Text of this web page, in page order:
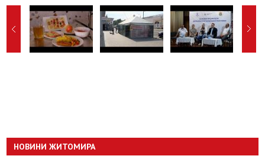
НОВИНИ ЖИТОМИРА